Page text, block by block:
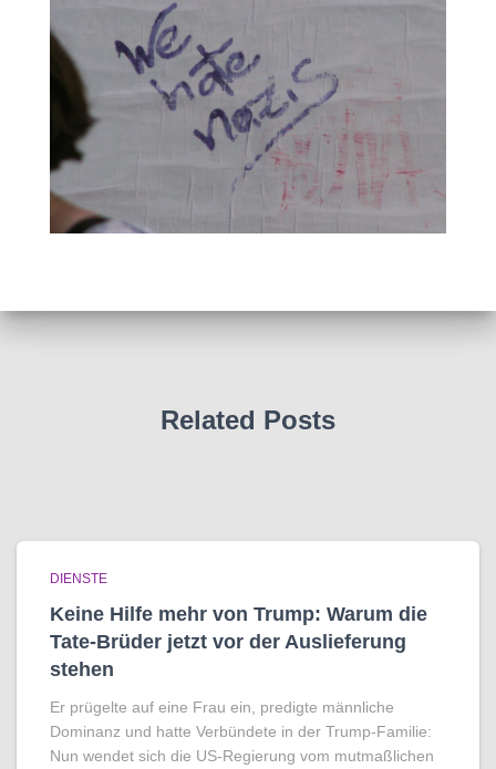
Related Posts
DIENSTE
Keine Hilfe mehr von Trump: Warum die
Tate-Brüder jetzt vor der Auslieferung
stehen
Er prügelte auf eine Frau ein, predigte männliche
Dominanz und hatte Verbündete in der Trump-Familie:
Nun wendet sich die US-Regierung vom mutmaßlichen